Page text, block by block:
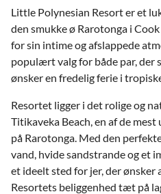
Little Polynesian Resort er et
den smukke ø Rarotonga i
for sin intime og afslappede
populært valg for både par, der
ønsker en fredelig ferie i
Resortet ligger i det rolige og
Titikaveka Beach, en af de
på Rarotonga. Med den
vand, hvide sandstrande og et
et ideelt sted for jer, der ønsker
Resortets beliggenhed tæt på